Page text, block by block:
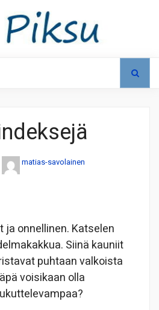
matias-savolainen
ja onnellinen. Katselen
Siinä kauniit
puhtaan valkoista
voisikaan olla